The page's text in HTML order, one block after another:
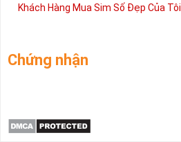
Khách Hàng Mua Sim Số Đẹp Của Tôi
Chứng nhận